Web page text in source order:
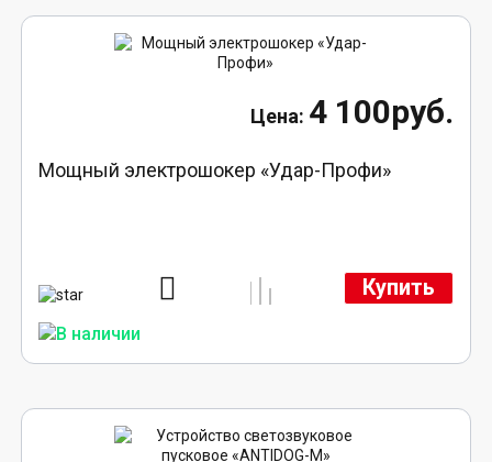
4 100руб.
Мощный электрошокер «Удар-Профи»
Купить